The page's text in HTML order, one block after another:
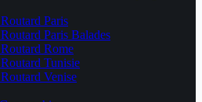
Paris
Paris Balades
Rome
Tunisie
Venise